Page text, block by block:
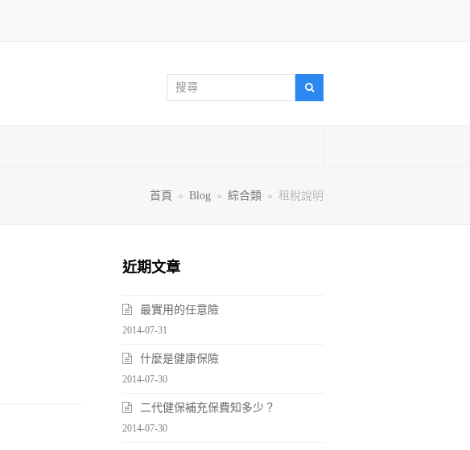
搜
尋
首頁 » Blog » 綜合類 » 租稅說明
近期文章
最實用的任意險
2014-07-31
什麼是健康保險
2014-07-30
二代健保補充保費知多少？
2014-07-30